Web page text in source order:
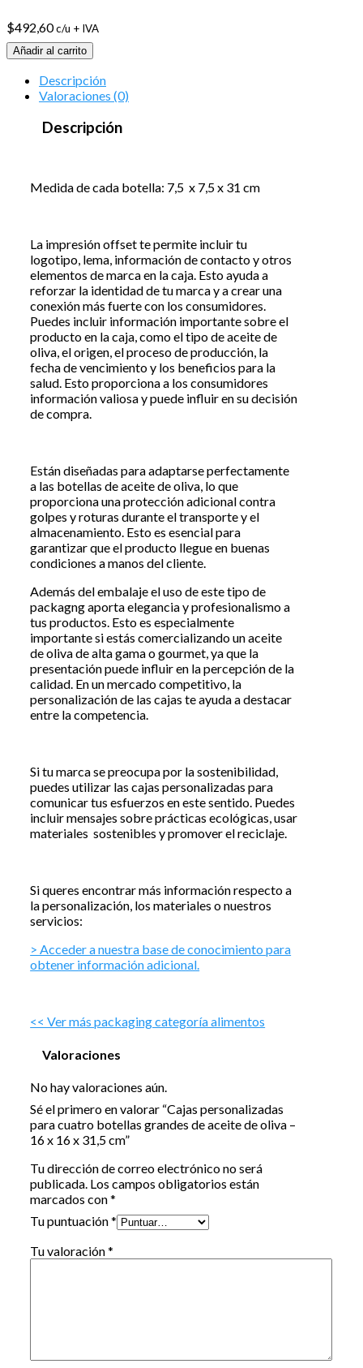
$492,60c/u + IVA
Añadir al carrito
Descripción
Valoraciones (0)
Descripción
Medida de cada botella: 7,5 x 7,5 x 31 cm
La impresión offset te permite incluir tu
logotipo, lema, información de contacto y otros
elementos de marca en la caja. Esto ayuda a
reforzar la identidad de tu marca y a crear una
conexión más fuerte con los consumidores.
Puedes incluir información importante sobre el
producto en la caja, como el tipo de aceite de
oliva, el origen, el proceso de producción, la
fecha de vencimiento y los beneficios para la
salud. Esto proporciona a los consumidores
información valiosa y puede influir en su decisión
de compra.
Están diseñadas para adaptarse perfectamente
a las botellas de aceite de oliva, lo que
proporciona una protección adicional contra
golpes y roturas durante el transporte y el
almacenamiento. Esto es esencial para
garantizar que el producto llegue en buenas
condiciones a manos del cliente.
Además del embalaje el uso de este tipo de
packagng aporta elegancia y profesionalismo a
tus productos. Esto es especialmente
importante si estás comercializando un aceite
de oliva de alta gama o gourmet, ya que la
presentación puede influir en la percepción de la
calidad. En un mercado competitivo, la
personalización de las cajas te ayuda a destacar
entre la competencia.
Si tu marca se preocupa por la sostenibilidad,
puedes utilizar las cajas personalizadas para
comunicar tus esfuerzos en este sentido. Puedes
incluir mensajes sobre prácticas ecológicas, usar
materiales sostenibles y promover el reciclaje.
Si queres encontrar más información respecto a
la personalización, los materiales o nuestros
servicios:
> Acceder a nuestra base de conocimiento para
obtener información adicional.
<< Ver más packaging categoría alimentos
Valoraciones
No hay valoraciones aún.
Sé el primero en valorar “Cajas personalizadas
para cuatro botellas grandes de aceite de oliva –
16 x 16 x 31,5 cm”
Tu dirección de correo electrónico no será
publicada. Los campos obligatorios están
marcados con*
Tu puntuación*
Tu valoración*